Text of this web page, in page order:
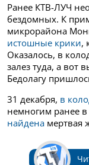
Ранее КТВ-ЛУЧ
бездомных. К
микрорайона
истошные крики,
Оказалось, в
залез туда, а вот
Бедолагу
31 декабря, в
немногим ранее
найдена мертвая